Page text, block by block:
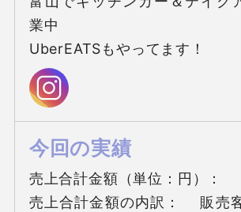
業中
UberEATSもやってます！
今回の実績
売上合計金額（単位：円）：
売上合計金額の内訳： 　販売